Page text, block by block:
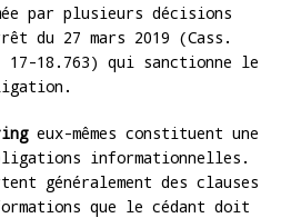
par plusieurs décisions
du 27 mars 2019 (Cass.
17-18.763) qui sanctionne le
eux-mêmes constituent une
informationnelles.
généralement des clauses
que le cédant doit